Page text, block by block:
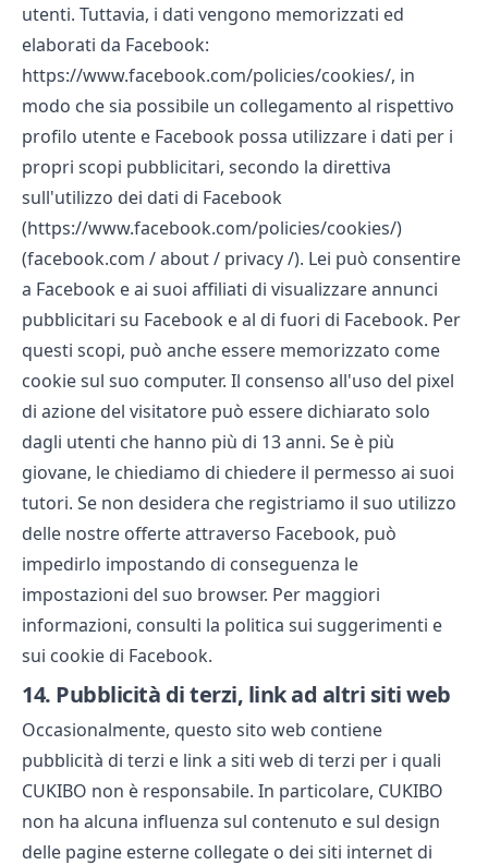
utenti. Tuttavia, i dati vengono memorizzati ed
elaborati da Facebook:
https://www.facebook.com/policies/cookies/, in
modo che sia possibile un collegamento al rispettivo
profilo utente e Facebook possa utilizzare i dati per i
propri scopi pubblicitari, secondo la direttiva
sull'utilizzo dei dati di Facebook
(https://www.facebook.com/policies/cookies/)
(facebook.com / about / privacy /). Lei può consentire
a Facebook e ai suoi affiliati di visualizzare annunci
pubblicitari su Facebook e al di fuori di Facebook. Per
questi scopi, può anche essere memorizzato come
cookie sul suo computer. Il consenso all'uso del pixel
di azione del visitatore può essere dichiarato solo
dagli utenti che hanno più di 13 anni. Se è più
giovane, le chiediamo di chiedere il permesso ai suoi
tutori. Se non desidera che registriamo il suo utilizzo
delle nostre offerte attraverso Facebook, può
impedirlo impostando di conseguenza le
impostazioni del suo browser. Per maggiori
informazioni, consulti la politica sui suggerimenti e
sui cookie di Facebook.
14. Pubblicità di terzi, link ad altri siti web
Occasionalmente, questo sito web contiene
pubblicità di terzi e link a siti web di terzi per i quali
CUKIBO non è responsabile. In particolare, CUKIBO
non ha alcuna influenza sul contenuto e sul design
delle pagine esterne collegate o dei siti internet di